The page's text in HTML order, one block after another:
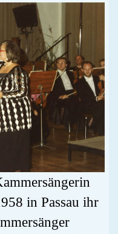
in Passau ihr